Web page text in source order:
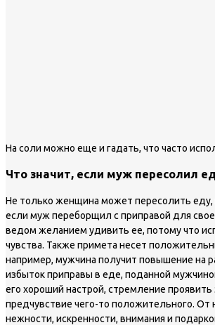
На соли можно еще и гадать, что часто
Что значит, если муж пересолил
Не только женщина может пересолить еду,
если муж переборщил с приправой для
ведом желанием удивить ее, потому что
чувства. Также примета несет
например, мужчина получит повышение на
избыток приправы в еде, поданной
его хороший настрой, стремление проявить
предчувствие чего-то положительного. От
нежности, искренности, внимания и